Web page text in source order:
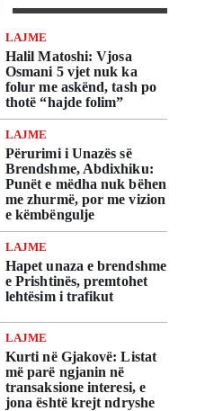
LAJME
Halil Matoshi: Vjosa
Osmani 5 vjet nuk ka
folur me askënd, tash po
thotë “hajde folim”
LAJME
Përurimi i Unazës së
Brendshme, Abdixhiku:
Punët e mëdha nuk bëhen
me zhurmë, por me vizion
e këmbëngulje
LAJME
Hapet unaza e brendshme
e Prishtinës, premtohet
lehtësim i trafikut
LAJME
Kurti në Gjakovë: Listat
më parë ngjanin në
transaksione interesi, e
jona është krejt ndryshe